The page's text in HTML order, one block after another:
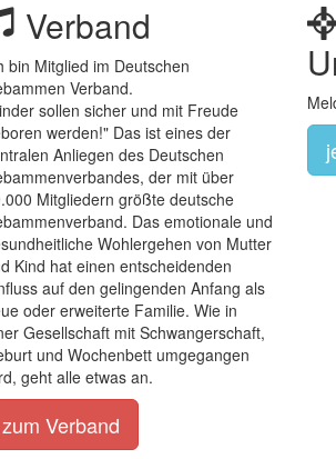
Verband
bin Mitglied im Deutschen
Verband.
sollen sicher und mit Freude
werden!" Das ist eines der
Anliegen des Deutschen
der mit über
Mitgliedern größte deutsche
Das emotionale und
Wohlergehen von Mutter
Kind hat einen entscheidenden
auf den gelingenden Anfang als
oder erweiterte Familie. Wie in
Gesellschaft mit Schwangerschaft,
und Wochenbett umgegangen
geht alle etwas an.
zum Verband